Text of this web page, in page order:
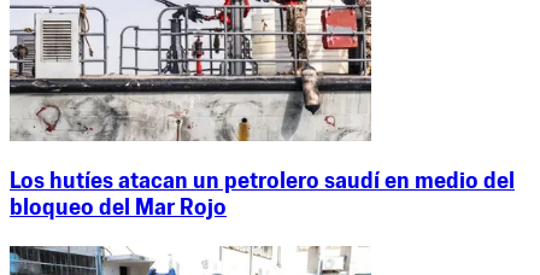
Los hutíes atacan un petrolero saudí en medio del
bloqueo del Mar Rojo